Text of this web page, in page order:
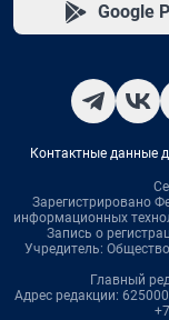
Google
Контактные данные
Зарегистрировано
информационных
Запись о
Учредитель:
Главный
Адрес редакции: